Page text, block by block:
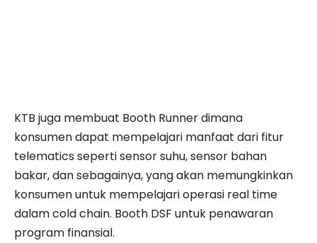
KTB juga membuat Booth Runner dimana
konsumen dapat mempelajari manfaat dari fitur
telematics seperti sensor suhu, sensor bahan
bakar, dan sebagainya, yang akan memungkinkan
konsumen untuk mempelajari operasi real time
dalam cold chain. Booth DSF untuk penawaran
program finansial.